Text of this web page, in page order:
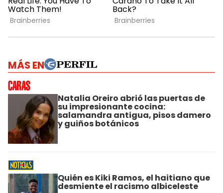
MÁS EN
Natalia Oreiro abrió las puertas de
su impresionante cocina:
salamandra antigua, pisos damero
y guiños botánicos
Quién es Kiki Ramos, el haitiano que
desmiente el racismo albiceleste